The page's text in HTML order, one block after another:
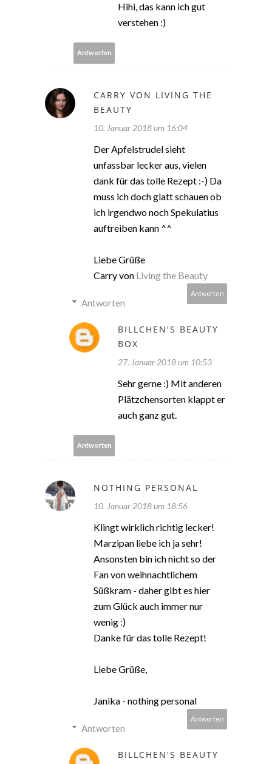
Hihi, das kann ich gut
verstehen :)
Antworten
CARRY VON LIVING THE
BEAUTY
10. Januar 2018 um 16:04
Der Apfelstrudel sieht
unfassbar lecker aus, vielen
dank für das tolle Rezept :-) Da
muss ich doch glatt schauen ob
ich irgendwo noch Spekulatius
auftreiben kann ^^
Liebe Grüße
Carry von Living the Beauty
Antworten
Antworten
BILLCHEN'S BEAUTY
BOX
27. Januar 2018 um 10:53
Sehr gerne :) Mit anderen
Plätzchensorten klappt er
auch ganz gut.
Antworten
NOTHING PERSONAL
10. Januar 2018 um 18:56
Klingt wirklich richtig lecker!
Marzipan liebe ich ja sehr!
Ansonsten bin ich nicht so der
Fan von weihnachtlichem
Süßkram - daher gibt es hier
zum Glück auch immer nur
wenig :)
Danke für das tolle Rezept!
Liebe Grüße,
Janika - nothing personal
Antworten
Antworten
BILLCHEN'S BEAUTY